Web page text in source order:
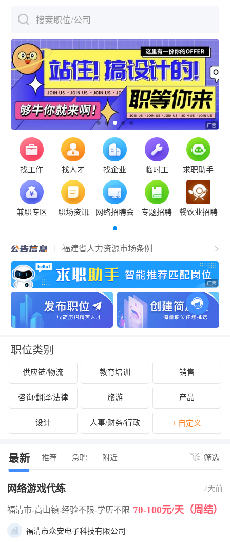
搜索职位/公司
找工作 找人才 找企业 临时工 求职助手
兼职专区 职场资讯 网络招聘会 专题招聘 餐饮业招聘
福清市事业单位公开招聘工作人员（含参
聘和控制数人员）的公告
福建省人力资源市场条例
关于拟认定2025年福清市第二批吸纳重点
群体就业认定的企业名单的公示
关于开展2024年度企业劳动保障守法诚信
等级评价工作的公告
关于公布2024年度福清市经营性人力资源
服务机构年度报告结果的通知
关于拟拨付2025年2月份福清市失业保险支
持参保职工提升职业技能补贴的公示
关于征集2025年“好年华 聚福州”大学生暑
期社会实践岗位的通知
关于2024年度福清市民办职业培训机构年
检年报情况的公示
关于拟拨付我市2025年3月职业培训 “见证
职位类别
供应链/物流 教育培训 销售
咨询/翻译/法律 旅游 产品
设计 人事/财务/行政 + 自定义
最新 推荐 急聘 附近 筛选
网络游戏代练 2天前
福清市-高山镇-经验不限-学历不限 70-100元/天（周结）
福清市众安电子科技有限公司